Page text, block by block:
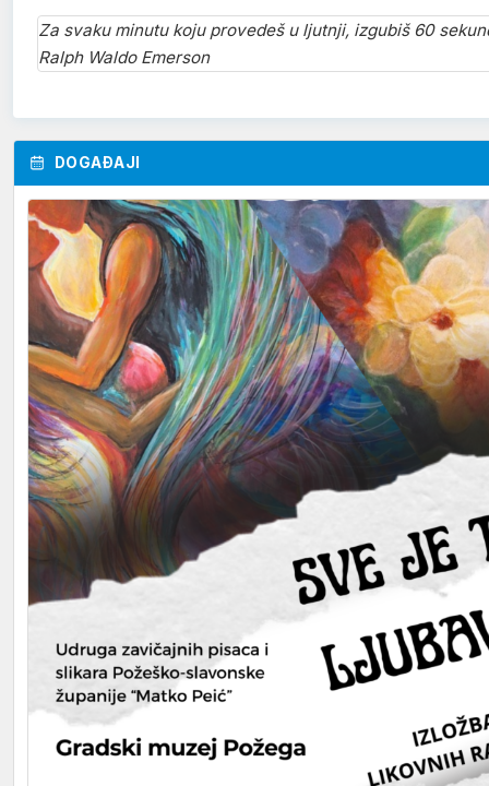
Za svaku minutu koju provedeš u ljutnji, izgubiš 60
Ralph Waldo Emerson
DOGAĐAJI